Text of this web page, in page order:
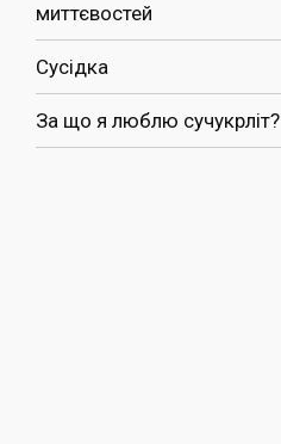
миттєвостей
Сусідка
За що я люблю сучукрліт?